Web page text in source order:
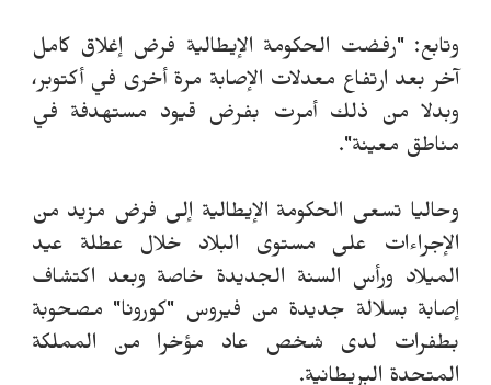
وتابع: "رفضت الحكومة الإيطالية فرض إغلاق كامل
آخر بعد ارتفاع معدلات الإصابة مرة أخرى في أكتوبر،
وبدلا من ذلك أمرت بفرض قيود مستهدفة في
مناطق معينة".
وحاليا تسعى الحكومة الإيطالية إلى فرض مزيد من
الإجراءات على مستوى البلاد خلال عطلة عيد
الميلاد ورأس السنة الجديدة خاصة وبعد اكتشاف
إصابة بسلالة جديدة من فيروس "كورونا" مصحوبة
بطفرات لدى شخص عاد مؤخرا من المملكة